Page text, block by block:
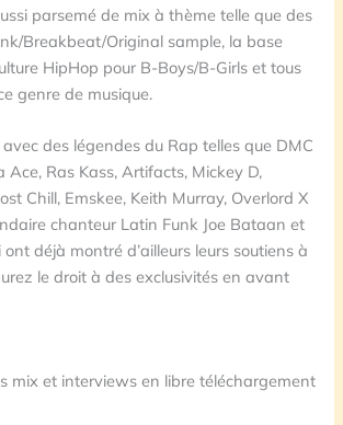
parsemé de mix à thème telle que des
Breakbeat/Original sample, la base
HipHop pour B-Boys/B-Girls et tous
genre de musique.
des légendes du Rap telles que DMC
Ace, Ras Kass, Artifacts, Mickey D,
Chill, Emskee, Keith Murray, Overlord X
chanteur Latin Funk Joe Bataan et
ont déjà montré d’ailleurs leurs soutiens à
le droit à des exclusivités en avant
mix et interviews en libre téléchargement